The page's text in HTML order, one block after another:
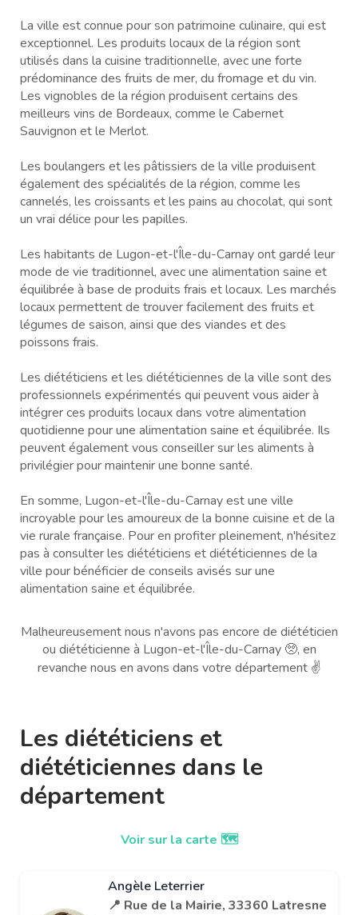
La ville est connue pour son patrimoine culinaire, qui est
exceptionnel. Les produits locaux de la région sont
utilisés dans la cuisine traditionnelle, avec une forte
prédominance des fruits de mer, du fromage et du vin.
Les vignobles de la région produisent certains des
meilleurs vins de Bordeaux, comme le Cabernet
Sauvignon et le Merlot.
Les boulangers et les pâtissiers de la ville produisent
également des spécialités de la région, comme les
cannelés, les croissants et les pains au chocolat, qui sont
un vrai délice pour les papilles.
Les habitants de Lugon-et-l'Île-du-Carnay ont gardé leur
mode de vie traditionnel, avec une alimentation saine et
équilibrée à base de produits frais et locaux. Les marchés
locaux permettent de trouver facilement des fruits et
légumes de saison, ainsi que des viandes et des
poissons frais.
Les diététiciens et les diététiciennes de la ville sont des
professionnels expérimentés qui peuvent vous aider à
intégrer ces produits locaux dans votre alimentation
quotidienne pour une alimentation saine et équilibrée. Ils
peuvent également vous conseiller sur les aliments à
privilégier pour maintenir une bonne santé.
En somme, Lugon-et-l'Île-du-Carnay est une ville
incroyable pour les amoureux de la bonne cuisine et de la
vie rurale française. Pour en profiter pleinement, n'hésitez
pas à consulter les diététiciens et diététiciennes de la
ville pour bénéficier de conseils avisés sur une
alimentation saine et équilibrée.
Malheureusement nous n'avons pas encore de diététicien
ou diététicienne à Lugon-et-l'Île-du-Carnay 🥺, en
revanche nous en avons dans votre département ✌️
Les diététiciens et
diététiciennes dans le
département
Voir sur la carte 🗺️
Angèle Leterrier
📍 Rue de la Mairie, 33360 Latresne